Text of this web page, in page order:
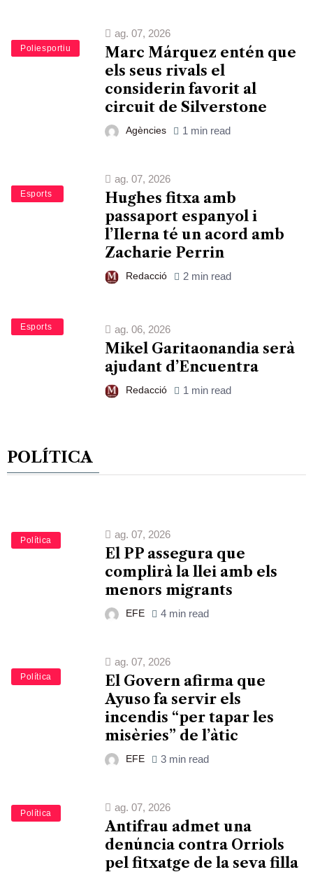
Esports
Poliesportiu
ag. 07, 2026
Marc Márquez entén que
els seus rivals el
considerin favorit al
circuit de Silverstone
Agències 1 min read
Bàsquet
Esports
ag. 07, 2026
Hughes fitxa amb
passaport espanyol i
l’Ilerna té un acord amb
Zacharie Perrin
Redacció 2 min read
Bàsquet
Esports ag. 06, 2026
Mikel Garitaonandia serà
ajudant d’Encuentra
Redacció 1 min read
POLÍTICA
Política
ag. 07, 2026
El PP assegura que
complirà la llei amb els
menors migrants
EFE 4 min read
Política
ag. 07, 2026
El Govern afirma que
Ayuso fa servir els
incendis “per tapar les
misèries” de l’àtic
EFE 3 min read
Política
ag. 07, 2026
Antifrau admet una
denúncia contra Orriols
pel fitxatge de la seva filla